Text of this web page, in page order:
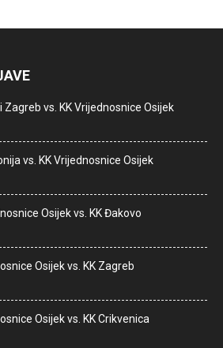
Zagreb vs. KK Vrijednosnice Osijek
vs. KK Vrijednosnice Osijek
Osijek vs. KK Đakovo
Osijek vs. KK Zagreb
Osijek vs. KK Crikvenica